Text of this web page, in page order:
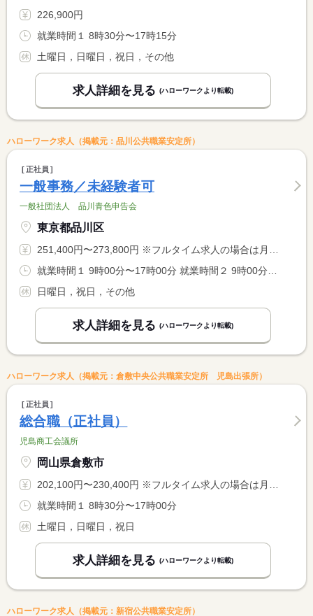
226,900円
就業時間１ 8時30分〜17時15分
土曜日，日曜日，祝日，その他
求人詳細を見る (ハローワークより転載)
ハローワーク求人（掲載元：品川公共職業安定所）
正社員
一般事務／未経験者可
一般社団法人 品川青色申告会
東京都品川区
251,400円〜273,800円 ※フルタイム求人の場合は月額（換算額）、パート求人の場合は時間額を表示しています。
日曜日，祝日，その他
求人詳細を見る (ハローワークより転載)
ハローワーク求人（掲載元：倉敷中央公共職業安定所 児島出張所）
正社員
総合職（正社員）
児島商工会議所
岡山県倉敷市
202,100円〜230,400円 ※フルタイム求人の場合は月額（換算額）、パート求人の場合は時間額を表示しています。
就業時間１ 8時30分〜17時00分
土曜日，日曜日，祝日
求人詳細を見る (ハローワークより転載)
ハローワーク求人（掲載元：新宿公共職業安定所）